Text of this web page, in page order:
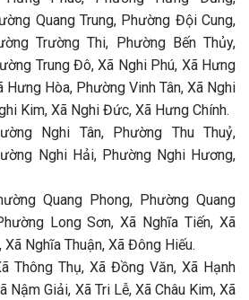
Quang Trung, Phường Đội Cung,
Trường Thi, Phường Bến Thủy,
Trung Đô, Xã Nghi Phú, Xã Hưng
Hòa, Phường Vinh Tân, Xã Nghi
Kim, Xã Nghi Đức, Xã Hưng Chính.
Nghi Tân, Phường Thu Thuỷ,
Nghi Hải, Phường Nghi Hương,
Quang Phong, Phường Quang
Long Sơn, Xã Nghĩa Tiến, Xã
Xã Nghĩa Thuận, Xã Đông Hiếu.
Thông Thụ, Xã Đồng Văn, Xã Hạnh
Nậm Giải, Xã Tri Lễ, Xã Châu Kim, Xã